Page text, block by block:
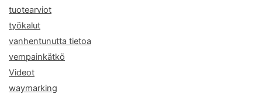
tuotearviot
työkalut
vanhentunutta tietoa
vempainkätkö
Videot
waymarking